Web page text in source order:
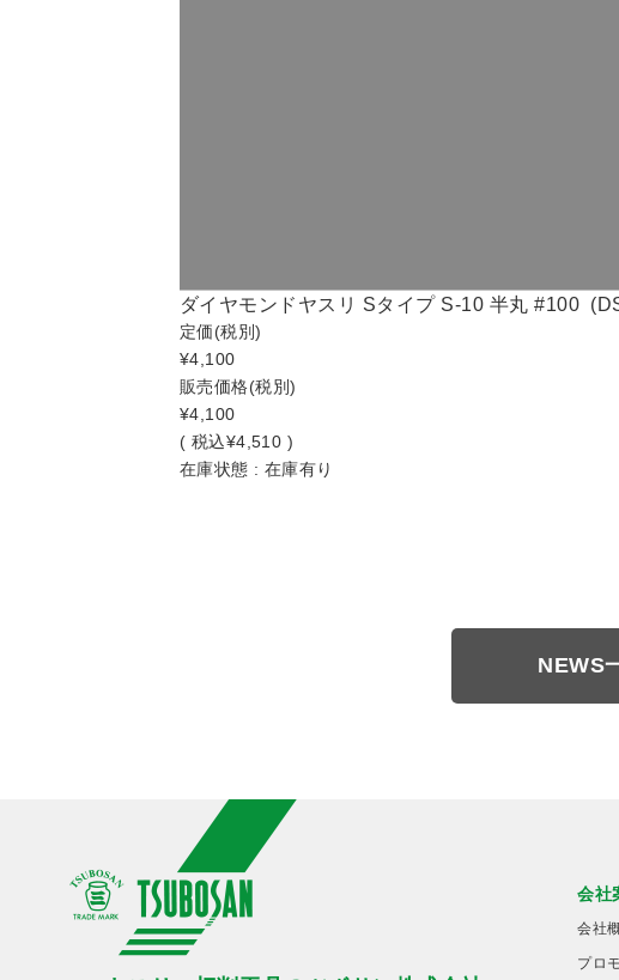
ダイヤモンドヤスリ Sタイプ S-10 半丸 #100
定価(税別)
¥4,100
販売価格(税別)
¥4,100
( 税込¥4,510 )
在庫状態 : 在庫有り
NEWS
会社
会社
プロ